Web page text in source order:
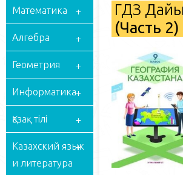
Математика
Алгебра
Геометрия
Информатика
Қазақ тілі
Казахский язык
и литература
ГДЗ
(Часть